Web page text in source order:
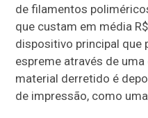
de filamentos
que custam em média
dispositivo principal que
espreme através de
material derretido é
de impressão, como